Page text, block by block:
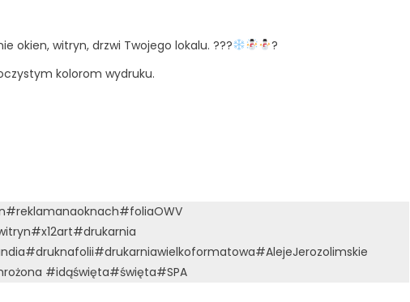
okien, witryn, drzwi Twojego lokalu. ???
?
kolorom wydruku.
#reklamanaoknach#foliaOWV
#x12art#drukarnia
#druknafolii#drukarniawielkoformatowa#AlejeJerozolimskie
#idąświęta#święta#SPA